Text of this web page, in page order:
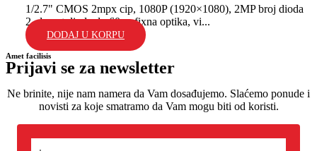
1/2.7" CMOS 2mpx cip, 1080P (1920×1080), 2MP broj dioda
2, domet dioda do 60m; fixna optika, vi...
DODAJ U KORPU
Amet facilisis
Prijavi se za newsletter
Ne brinite, nije nam namera da Vam dosađujemo. Slaćemo ponude i
novisti za koje smatramo da Vam mogu biti od koristi.